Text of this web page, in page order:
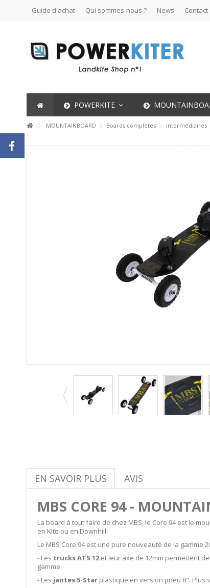
Guide d'achat Qui sommes-nous ? News Contact
POWERKITE
MOUNTAINBOARD Boards complètes Intermédiaires
EN SAVOIR PLUS AVIS
MBS CORE 94 -
La board à tout faire de chez MBS, le Core 94 est le
en Kite ou en Downhill.
Le MBS Core 94 est une pure nouveauté de la
- Les trucks ATS 12et leur axe de 12mm permettent
gamme.
- Les jantes 5-Star plastique en version pneu 8". Plus